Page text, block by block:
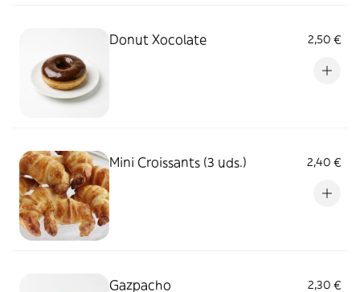
Donut Xocolate 2,50 €
Mini Croissants (3 uds.) 2,40 €
Gazpacho 2,30 €